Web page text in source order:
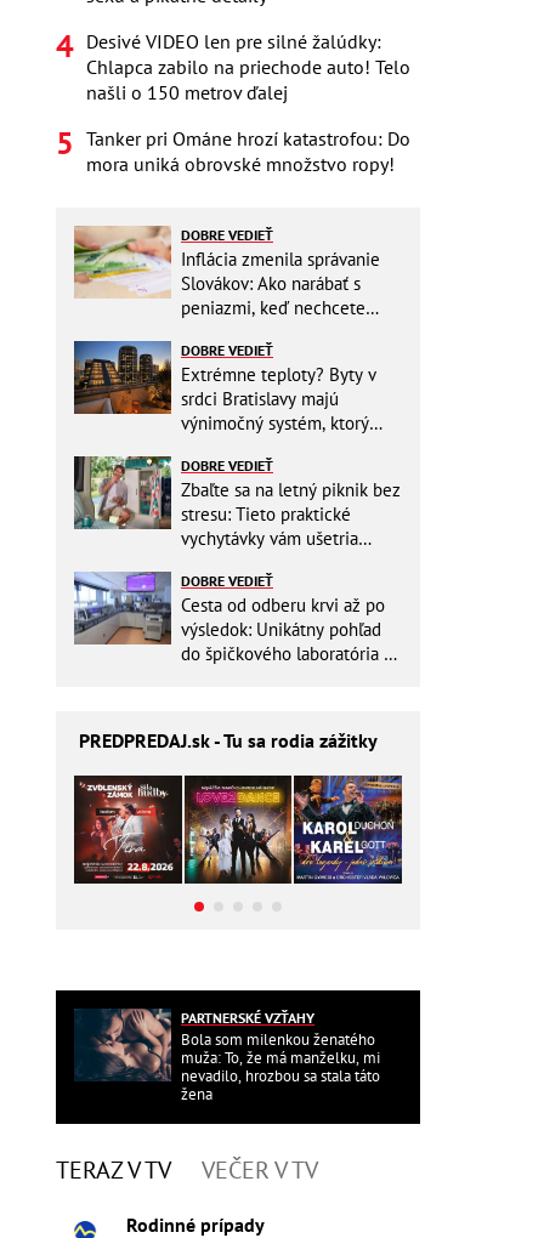
Desivé VIDEO len pre silné žalúdky:
Chlapca zabilo na priechode auto! Telo
našli o 150 metrov ďalej
Tanker pri Ománe hrozí katastrofou: Do
mora uniká obrovské množstvo ropy!
DOBRE VEDIEŤ
Inflácia zmenila správanie
Slovákov: Ako narábať s
peniazmi, keď nechcete
DOBRE VEDIEŤ
Extrémne teploty? Byty v
srdci Bratislavy majú
výnimočný systém, ktorý
DOBRE VEDIEŤ
Zbaľte sa na letný piknik bez
stresu: Tieto praktické
vychytávky vám ušetria
DOBRE VEDIEŤ
Cesta od odberu krvi až po
výsledok: Unikátny pohľad
do špičkového laboratória na
PREDPREDAJ.sk - Tu sa rodia zážitky
PARTNERSKÉ VZŤAHY
Bola som milenkou ženatého
muža: To, že má manželku, mi
nevadilo, hrozbou sa stala táto
žena
TERAZ V TV VEČER V TV
Rodinné prípady